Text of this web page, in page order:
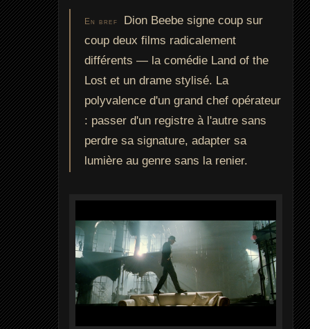
En bref Dion Beebe signe coup sur
coup deux films radicalement
différents — la comédie Land of the
Lost et un drame stylisé. La
polyvalence d'un grand chef opérateur
: passer d'un registre à l'autre sans
perdre sa signature, adapter sa
lumière au genre sans la renier.